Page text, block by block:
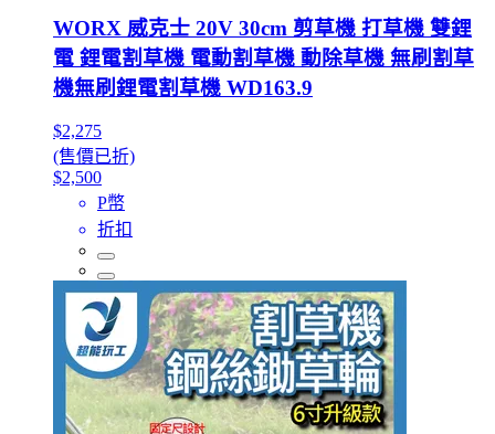
WORX 威克士 20V 30cm 剪草機 打草機 雙鋰
電 鋰電割草機 電動割草機 動除草機 無刷割草
機無刷鋰電割草機 WD163.9
$2,275
(售價已折)
$2,500
P幣
折扣